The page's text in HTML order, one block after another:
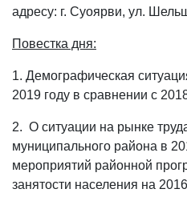
адресу: г. Суоярви, ул.
Повестка дня:
1. Демографическая
2019 году в сравнении с
2. О ситуации на рынке
муниципального района в
мероприятий районной
занятости населения на